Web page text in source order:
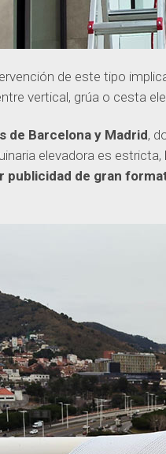
de este tipo
vertical, grúa o cesta
de Barcelona y Madrid,
elevadora es
publicidad de gran